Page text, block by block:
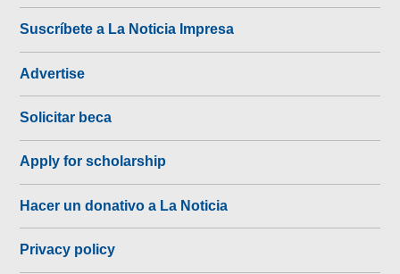
Suscríbete a La Noticia Impresa
Advertise
Solicitar beca
Apply for scholarship
Hacer un donativo a La Noticia
Privacy policy